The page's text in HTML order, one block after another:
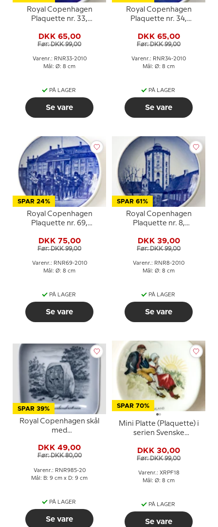
Royal Copenhagen
Plaquette nr. 33,
DKK 65,00
Før: DKK 99,00
Varenr.: RNR33-2010
Mål: Ø: 8 cm
PÅ LAGER
Se vare
Royal Copenhagen
Plaquette nr. 34,
DKK 65,00
Før: DKK 99,00
Varenr.: RNR34-2010
Mål: Ø: 8 cm
PÅ LAGER
Se vare
SPAR 24%
Royal Copenhagen
Plaquette nr. 69,
DKK 75,00
Før: DKK 99,00
Varenr.: RNR69-2010
Mål: Ø: 8 cm
PÅ LAGER
Se vare
SPAR 61%
Royal Copenhagen
Plaquette nr. 8,
DKK 39,00
Før: DKK 99,00
Varenr.: RNR8-2010
Mål: Ø: 8 cm
PÅ LAGER
Se vare
SPAR 39%
Royal Copenhagen skål
med
porcelæn
DKK 49,00
Før: DKK 80,00
Varenr.: RNR985-20
Mål: B: 9 cm x D: 9 cm
PÅ LAGER
Se vare
SPAR 70%
Mini Platte (Plaquette) i
serien Svenske
Värmland
DKK 30,00
Før: DKK 99,00
Varenr.: XRPF18
Mål: Ø: 8 cm
PÅ LAGER
Se vare